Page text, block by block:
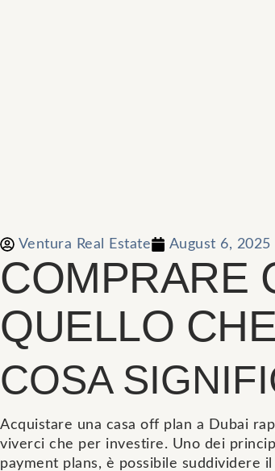
Ventura Real Estate August 6, 2025
COMPRARE
QUELLO
COSA
Acquistare una casa off plan a Dubai
viverci che per investire. Uno dei
payment plans, è possibile suddividere